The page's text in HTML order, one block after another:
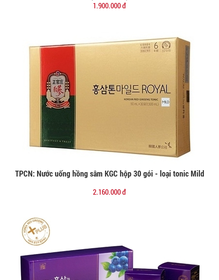
1.900.000 đ
Đặt mua
TPCN: Nước uống hồng sâm KGC hộp 30 gói - loại tonic Mild
2.160.000 đ